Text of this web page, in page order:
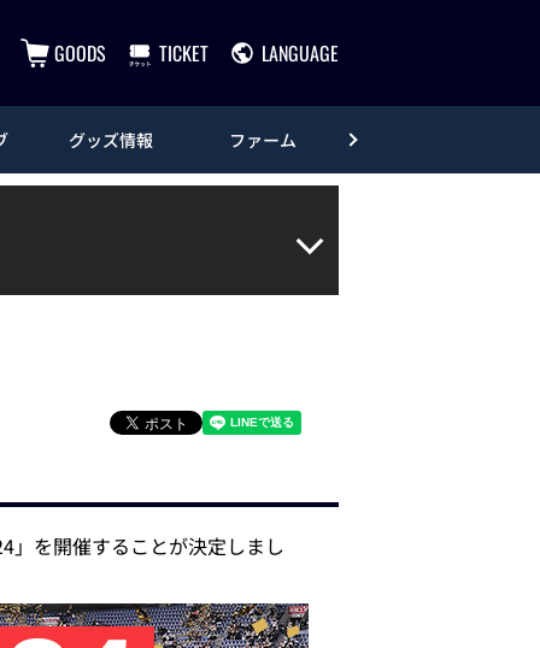
GOODS TICKET LANGUAGE
グッズ情報 ファーム
」を開催することが決定しまし